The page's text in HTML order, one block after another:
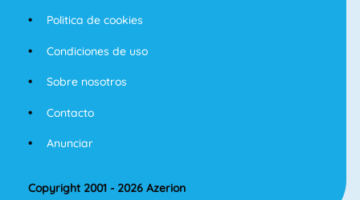
Politica de cookies
Condiciones de uso
Sobre nosotros
Contacto
Anunciar
Copyright 2001 - 2026 Azerion